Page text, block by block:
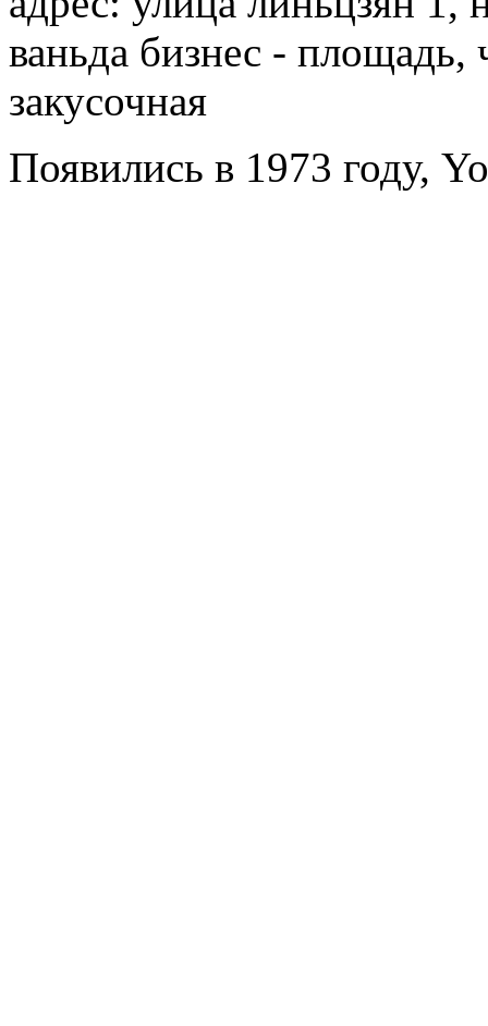
ваньда бизнес -
закусочная
Появились в 1973 году,